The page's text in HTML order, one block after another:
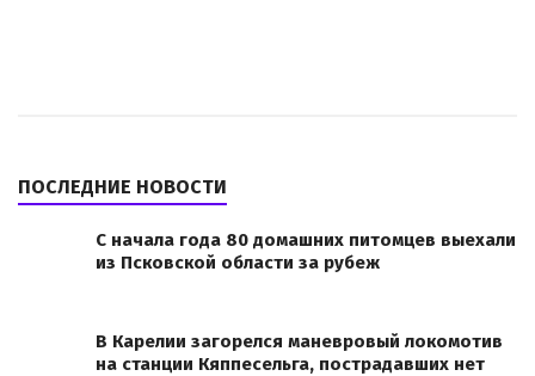
ПОСЛЕДНИЕ НОВОСТИ
С начала года 80 домашних питомцев выехали
из Псковской области за рубеж
В Карелии загорелся маневровый локомотив
на станции Кяппесельга, пострадавших нет